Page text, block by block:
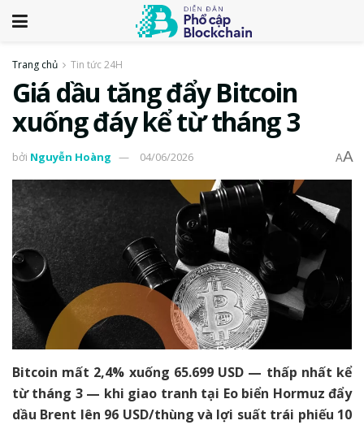
Trang chủ Tin tức 24H
Giá dầu tăng đẩy Bitcoin
xuống đáy kể từ tháng 3
bởi Nguyễn Hoàng 04/06/2026 AA
Bitcoin mất 2,4% xuống 65.699 USD — thấp nhất kể
từ tháng 3 — khi giao tranh tại Eo biển Hormuz đẩy
dầu Brent lên 96 USD/thùng và lợi suất trái phiếu 10